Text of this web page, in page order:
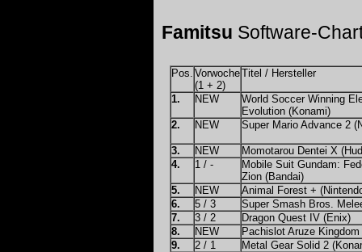
Famitsu Software-
Pos. Vorwoche
(1 + 2)
Titel / Hersteller
1. NEW
World Soccer Winning
Evolution (Konami)
2.
NEW Super Mario Advance 2
3. NEW
Momotarou Dentei X
4.
1 / -
Mobile Suit Gundam:
Zion (Bandai)
5.
NEW
Animal Forest +
6.
5 / 3
Super Smash Bros.
7.
3 / 2
Dragon Quest IV (Enix)
8.
NEW
Pachislot Aruze
9.
2 / 1
Metal Gear Solid 2